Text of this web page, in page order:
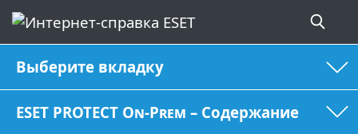
Выберите вкладку
ESET PROTECT On-Prem – Содержание